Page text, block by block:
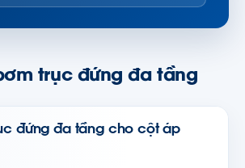
trục đứng đa tầng
đứng đa tầng cho cột áp